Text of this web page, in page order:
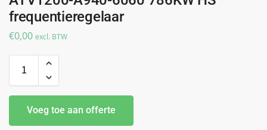
frequentieregelaar
€0,00 excl. BTW
Voeg toe aan offerte